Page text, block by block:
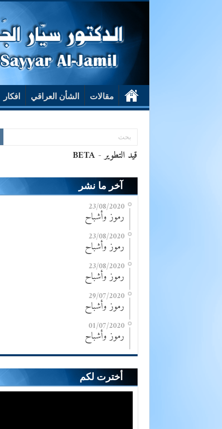
مقالات الشأن العراقي افكار
آخر ما نشر
23/08/2020
رموز وأشباح
23/08/2020
رموز وأشباح
23/08/2020
رموز وأشباح
29/07/2020
رموز وأشباح
01/07/2020
رموز وأشباح
أخترت لكم